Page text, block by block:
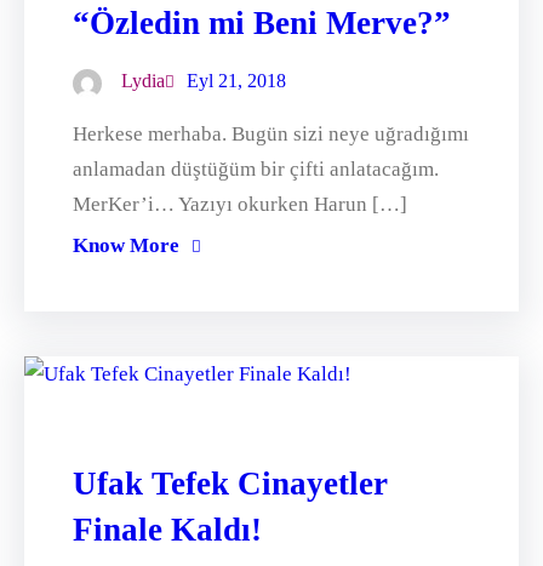
“Özledin mi Beni Merve?”
Lydia Eyl 21, 2018
Herkese merhaba. Bugün sizi neye uğradığımı
anlamadan düştüğüm bir çifti anlatacağım.
MerKer’i… Yazıyı okurken Harun […]
Know More
Ufak Tefek Cinayetler
Finale Kaldı!